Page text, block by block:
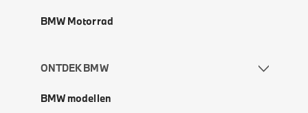
BMW Motorrad
ONTDEK BMW
BMW modellen